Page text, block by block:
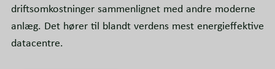
driftsomkostninger sammenlignet med andre moderne
anlæg. Det hører til blandt verdens mest energieffektive
datacentre.